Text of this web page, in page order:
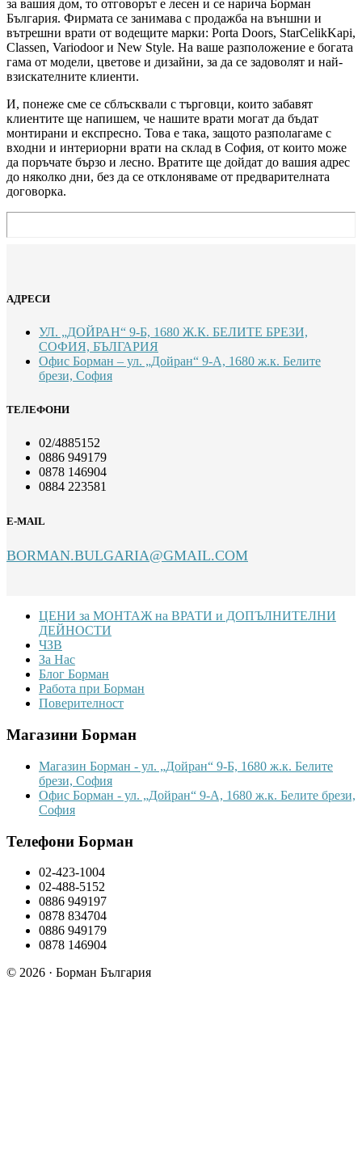
за вашия дом, то отговорът е лесен и се нарича Борман
България. Фирмата се занимава с продажба на външни и
вътрешни врати от водещите марки: Porta Doors, StarCelikKapi,
Classen, Variodoor и New Style. На ваше разположение е богата
гама от модели, цветове и дизайни, за да се задоволят и най-
взискателните клиенти.
И, понеже сме се сблъсквали с търговци, които забавят
клиентите ще напишем, че нашите врати могат да бъдат
монтирани и експресно. Това е така, защото разполагаме с
входни и интериорни врати на склад в София, от които може
да поръчате бързо и лесно. Вратите ще дойдат до вашия адрес
до няколко дни, без да се отклоняваме от предварителната
договорка.
АДРЕСИ
УЛ. „ДОЙРАН“ 9-Б, 1680 Ж.К. БЕЛИТЕ БРЕЗИ,
СОФИЯ, БЪЛГАРИЯ
Офис Борман – ул. „Дойран“ 9-А, 1680 ж.к. Белите
брези, София
ТЕЛЕФОНИ
02/4885152
0886 949179
0878 146904
0884 223581
E-MAIL
BORMAN.BULGARIA@GMAIL.COM
FooterЦЕНИ за МОНТАЖ на ВРАТИ и ДОПЪЛНИТЕЛНИ
ДЕЙНОСТИ
ЧЗВ
За Нас
Блог Борман
Работа при Борман
Поверителност
Магазини Борман
Магазин Борман - ул. „Дойран“ 9-Б, 1680 ж.к. Белите
брези, София
Офис Борман - ул. „Дойран“ 9-А, 1680 ж.к. Белите брези,
София
Телефони Борман
02-423-1004
02-488-5152
0886 949197
0878 834704
0886 949179
0878 146904
© 2026 · Борман България